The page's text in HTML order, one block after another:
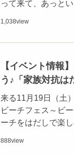
って来て、あっと
1,038view
【イベント情報
う♪「家族対抗は
来る11月19日（土
ビーチフェス～ビ
ーチをはだしで楽
888view